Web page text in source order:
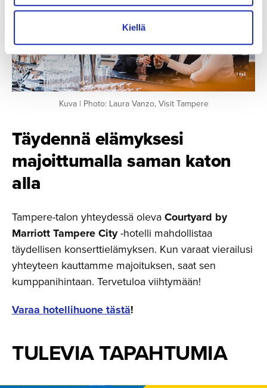
Kiellä
Kuva | Photo: Laura Vanzo, Visit Tampere
Täydennä elämyksesi
majoittu­malla saman katon
alla
Tampere-talon yhteydessä olevaCourtyard by
Marriott Tampere City-hotelli mahdollistaa
täydellisen konserttielämyksen. Kun varaat vierailusi
yhteyteen kauttamme majoituksen, saat sen
kumppanihintaan. Tervetuloa viihtymään!
Varaa hotellihuone tästä!
TULEVIA TAPAHTUMIA